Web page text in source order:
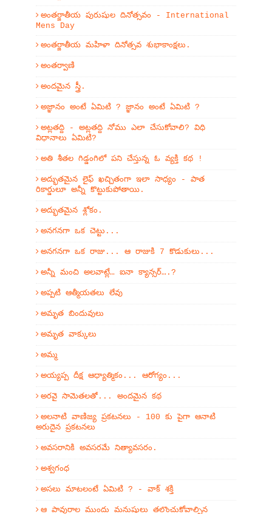
అంతర్జాతీయ పురుషుల దినోత్సవం - International
Mens Day
అంతర్జాతీయ మహిళా దినోత్సవ శుభాకాంక్షలు.
అంతర్వాణి
అందమైన స్త్రీ.
అజ్ఞానం అంటే ఏమిటి ? జ్ఞానం అంటే ఏమిటి ?
అట్లతద్ది - అట్లతద్ది నోము ఎలా చేసుకోవాలి? విధి
విధానాలు ఏమిటి?
అతి శీతల గిడ్డంగిలో పని చేస్తున్న ఓ వ్యక్తి కథ !
అద్భుతమైన లైఫ్ ఖచ్చితంగా ఇలా సాధ్యం - పాత
రికార్డులూ అన్నీ కొట్టుకుపోతాయి.
అద్భుతమైన శ్లోకం.
అనగనగా ఒక చెట్టు...
అనగనగా ఒక రాజు... ఆ రాజుకి 7 కొడుకులు...
అన్నీ మంచి అలవాట్లే… ఐనా క్యాన్సర్….?
అప్పటి ఆత్మీయతలు లేవు
అమృత బిందువులు
అమృత వాక్కులు
అమ్మ
అయ్యప్ప దీక్ష ఆధ్యాత్మికం... ఆరోగ్యం...
అరవై సామెతలతో... అందమైన కథ
అలనాటి వాణిజ్య ప్రకటనలు - 100 కు పైగా ఆనాటి
అరుదైన ప్రకటనలు
అవసరానికి అవసరమే నిత్యావసరం.
అశ్వగంధ
అసలు మాటలంటే ఏమిటి ? - వాక్ శక్తి
ఆ పావురాల ముందు మనుషులు తలొంచుకోవాల్సిన